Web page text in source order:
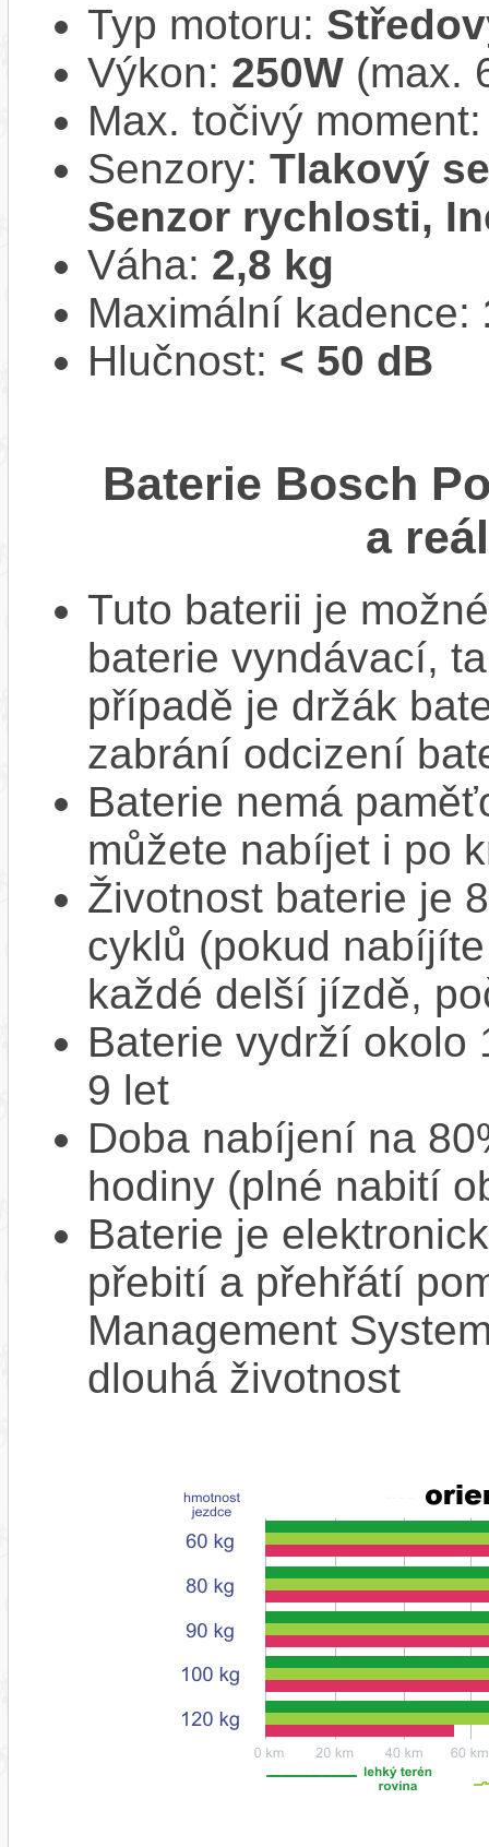
Typ motoru:
Výkon: 250W (max.
Max. točivý
Senzory: Tlakový
Senzor rychlosti,
Váha: 2,8 kg
Maximální kadence:
Hlučnost: < 50 dB
Baterie Bosch
a
Tuto baterii je
baterie vyndávací,
případě je držák
zabrání odcizení
Baterie nemá
můžete nabíjet i po
Životnost baterie je
cyklů (pokud
každé delší jízdě,
Baterie vydrží okolo
9 let
Doba nabíjení na
hodiny (plné nabití
Baterie je
přebití a přehřátí
Management
dlouhá životnost